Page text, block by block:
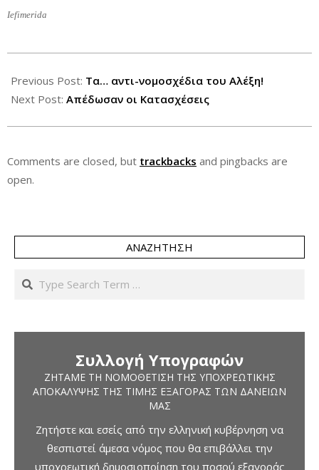
Iefimerida
07-
31
Previous Post: Τα… αντι-νομοσχέδια του Αλέξη!
Next Post: Απέδωσαν οι Κατασχέσεις
Comments are closed, but trackbacks and pingbacks are
open.
ΑΝΑΖΉΤΗΣΗ
Search
Συλλογή Υπογραφών
ΖΗΤΆΜΕ ΤΗ ΝΟΜΟΘΈΤΙΣΗ ΤΗΣ ΥΠΟΧΡΕΩΤΙΚΉΣ
ΑΠΟΚΆΛΥΨΗΣ ΤΗΣ ΤΙΜΉΣ ΕΞΑΓΟΡΆΣ ΤΩΝ ΔΑΝΕΊΩΝ
ΜΑΣ
Ζητήστε και εσείς από την ελληνική κυβέρνηση να
θεσπιστεί άμεσα νόμος που θα επιβάλλει την
υποχρεωτική δημοσιοποίηση του ποσού εξαγοράς